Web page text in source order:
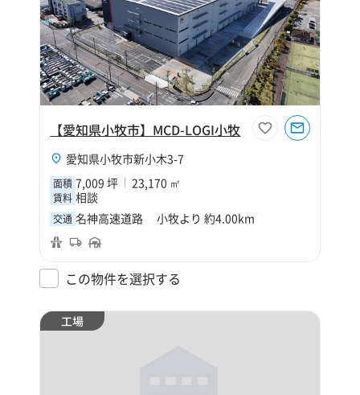
【愛知県小牧市】MCD-LOGI小牧
愛知県小牧市新小木3-7
面積 7,009 坪 23,170 ㎡
賃料 相談
交通 名神高速道路 小牧より 約4.00km
この物件を選択する
工場